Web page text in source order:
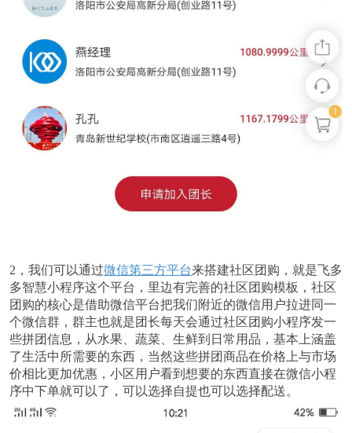
2，我们可以通过微信第三方平台来搭建社区团购，就是飞多
多智慧小程序这个平台，里边有完善的社区团购模板，社区
团购的核心是借助微信平台把我们附近的微信用户拉进同一
个微信群，群主也就是团长每天会通过社区团购小程序发一
些拼团信息，从水果、蔬菜、生鲜到日常用品，基本上涵盖
了生活中所需要的东西，当然这些拼团商品在价格上与市场
价相比更加优惠，小区用户看到想要的东西直接在微信小程
序中下单就可以了，可以选择自提也可以选择配送。